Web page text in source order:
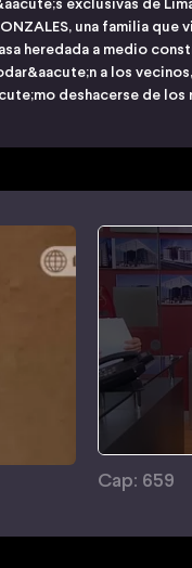
exclusivas de
una familia que
heredada a medio
a los
deshacerse de
Cap: 659